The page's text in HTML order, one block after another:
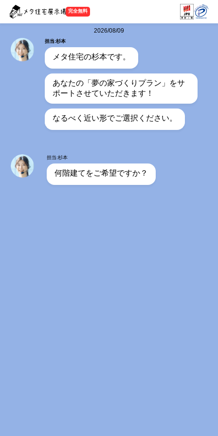
完全無料
2026/08/09
担当:杉本
メタ住宅の杉本です。
あなたの「夢の家づくりプラン」をサ
ポートさせていただきます！
なるべく近い形でご選択ください。
担当:杉本
何階建てをご希望ですか？